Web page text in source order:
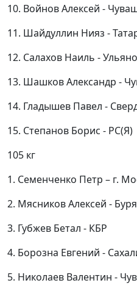
10. Войнов Алексей -
11. Шайдуллин Нияз -
12. Салахов Наиль -
13. Шашков Александр -
14. Гладышев Павел -
15. Степанов Борис - РС(Я)
105 кг
1. Семенченко Петр – г.
2. Мясников Алексей -
3. Губжев Бетал - КБР
4. Борозна Евгений -
5. Николаев Валентин -